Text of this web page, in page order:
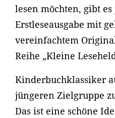
lesen möchten, gibt
Erstleseausgabe mit
vereinfachtem
Reihe „Kleine
Kinderbuchklassiker
jüngeren Zielgruppe
Das ist eine schöne